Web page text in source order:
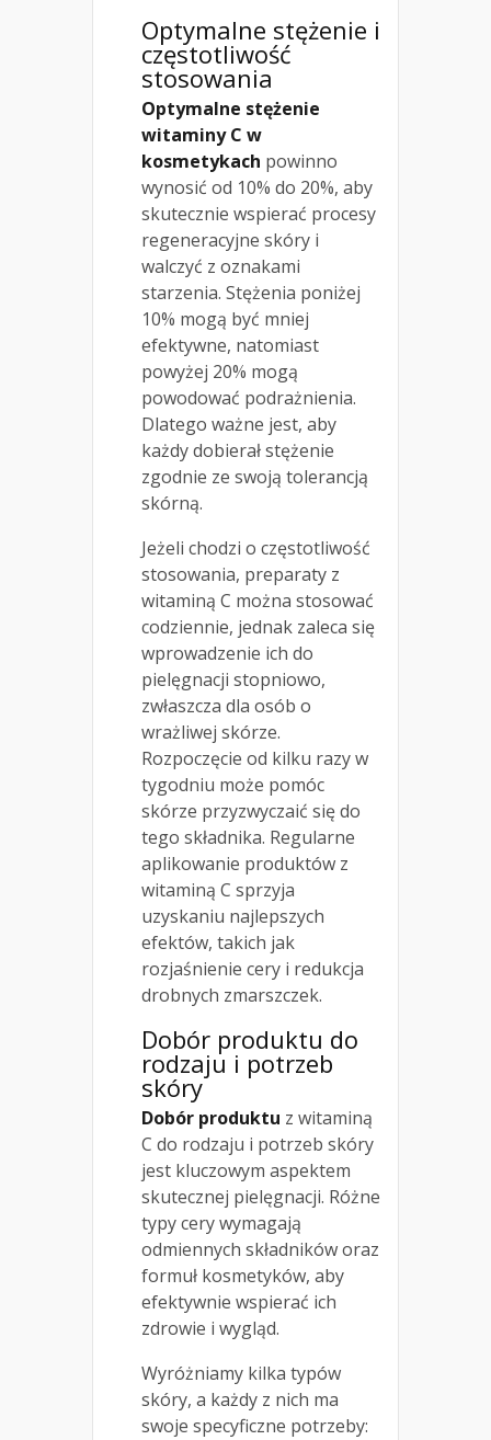
Optymalne stężenie i
częstotliwość
stosowania
Optymalne stężenie
witaminy C w
kosmetykach powinno
wynosić od 10% do 20%, aby
skutecznie wspierać procesy
regeneracyjne skóry i
walczyć z oznakami
starzenia. Stężenia poniżej
10% mogą być mniej
efektywne, natomiast
powyżej 20% mogą
powodować podrażnienia.
Dlatego ważne jest, aby
każdy dobierał stężenie
zgodnie ze swoją tolerancją
skórną.
Jeżeli chodzi o częstotliwość
stosowania, preparaty z
witaminą C można stosować
codziennie, jednak zaleca się
wprowadzenie ich do
pielęgnacji stopniowo,
zwłaszcza dla osób o
wrażliwej skórze.
Rozpoczęcie od kilku razy w
tygodniu może pomóc
skórze przyzwyczaić się do
tego składnika. Regularne
aplikowanie produktów z
witaminą C sprzyja
uzyskaniu najlepszych
efektów, takich jak
rozjaśnienie cery i redukcja
drobnych zmarszczek.
Dobór produktu do
rodzaju i potrzeb
skóry
Dobór produktu z witaminą
C do rodzaju i potrzeb skóry
jest kluczowym aspektem
skutecznej pielęgnacji. Różne
typy cery wymagają
odmiennych składników oraz
formuł kosmetyków, aby
efektywnie wspierać ich
zdrowie i wygląd.
Wyróżniamy kilka typów
skóry, a każdy z nich ma
swoje specyficzne potrzeby: